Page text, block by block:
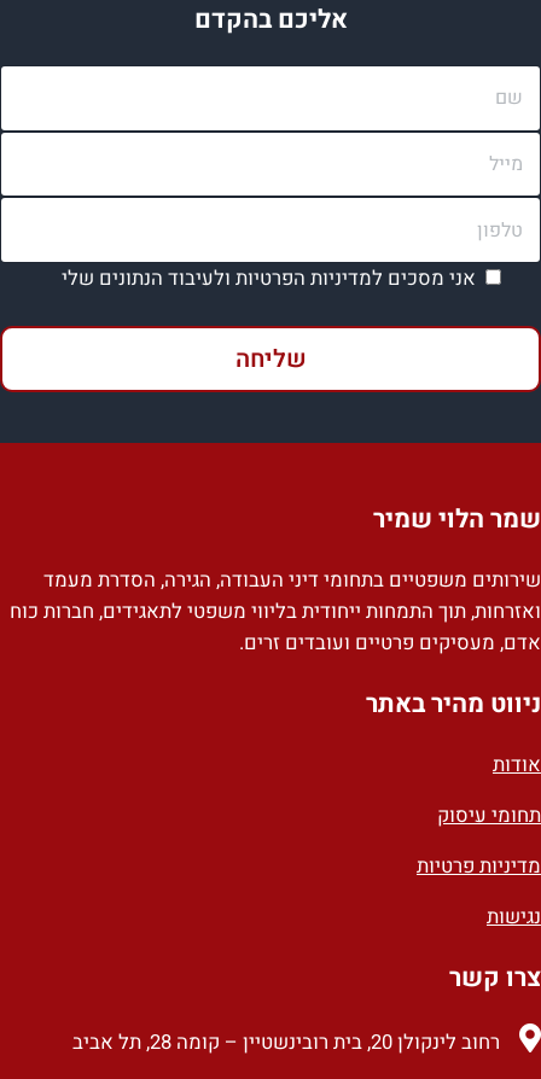
אליכם בהקדם
אני מסכים למדיניות הפרטיות ולעיבוד הנתונים שלי
שמר הלוי שמיר
שירותים משפטיים בתחומי דיני העבודה, הגירה, הסדרת מעמד
ואזרחות, תוך התמחות ייחודית בליווי משפטי לתאגידים, חברות כוח
אדם, מעסיקים פרטיים ועובדים זרים.
ניווט מהיר באתר
אודות
תחומי עיסוק
מדיניות פרטיות
נגישות
צרו קשר
רחוב לינקולן 20, בית רובינשטיין – קומה 28, תל אביב